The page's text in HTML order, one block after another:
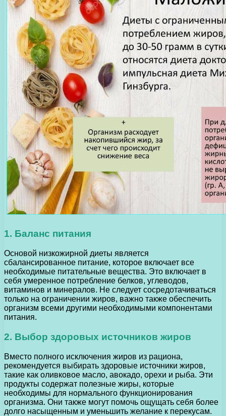
1. Баланс питания
Основой низкожирной диеты является
сбалансированное питание, которое включает все
необходимые питательные вещества. Это включает в
себя умеренное потребление белков, углеводов,
витаминов и минералов. Не следует сосредотачиваться
только на ограничении жиров, важно также обеспечить
организм всеми другими необходимыми компонентами
питания.
2. Выбор здоровых источников жиров
Вместо полного исключения жиров из рациона,
рекомендуется выбирать здоровые источники жиров,
такие как оливковое масло, авокадо, орехи и рыба. Эти
продукты содержат полезные жиры, которые
необходимы для нормального функционирования
организма. Они также могут помочь ощущать себя более
долго насыщенным и уменьшить желание к перекусам.